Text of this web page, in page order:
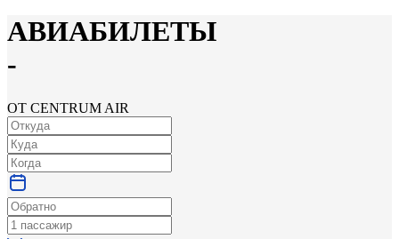
АВИАБИЛЕТЫ
-
ОТ CENTRUM AIR